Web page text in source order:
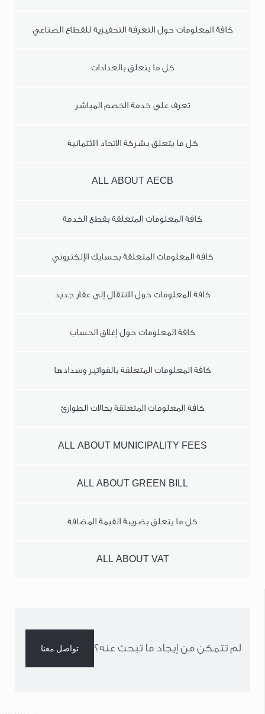
كافة المعلومات حول التعرفة التحفيزية للقطاع الصناعي
كل ما يتعلق بالعدادات
تعرف على خدمة الخصم المباشر
كل ما يتعلق بشركة الاتحاد الائتمانية
ALL ABOUT AECB
كافة المعلومات المتعلقة بقطع الخدمة
كافة المعلومات المتعلقة بحسابك الإلكتروني
كافة المعلومات حول الانتقال إلى عقار جديد
كافة المعلومات حول إغلاق الحساب
كافة المعلومات المتعلقة بالفواتير وسدادها
كافة المعلومات المتعلقة بحالات الطوارئ
ALL ABOUT MUNICIPALITY FEES
ALL ABOUT GREEN BILL
كل ما يتعلق بضريبة القيمة المضافة
ALL ABOUT VAT
لم تتمكن من إيجاد ما تبحث عنه؟ تواصل معنا